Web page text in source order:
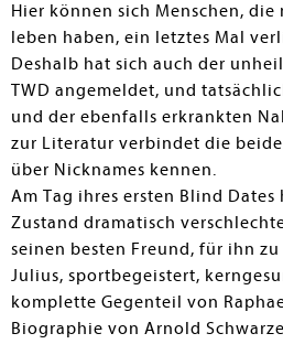
Hier können sich Menschen,
leben haben, ein letztes Mal
Deshalb hat sich auch der
TWD angemeldet, und
und der ebenfalls erkrankten
zur Literatur verbindet die
über Nicknames kennen.
Am Tag ihres ersten Blind Dates
Zustand dramatisch
seinen besten Freund, für ihn
Julius, sportbegeistert,
komplette Gegenteil von
Biographie von Arnold